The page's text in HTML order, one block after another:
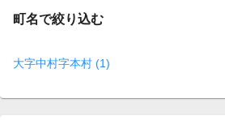
町名で絞り込む
大字中村字本村 (1)